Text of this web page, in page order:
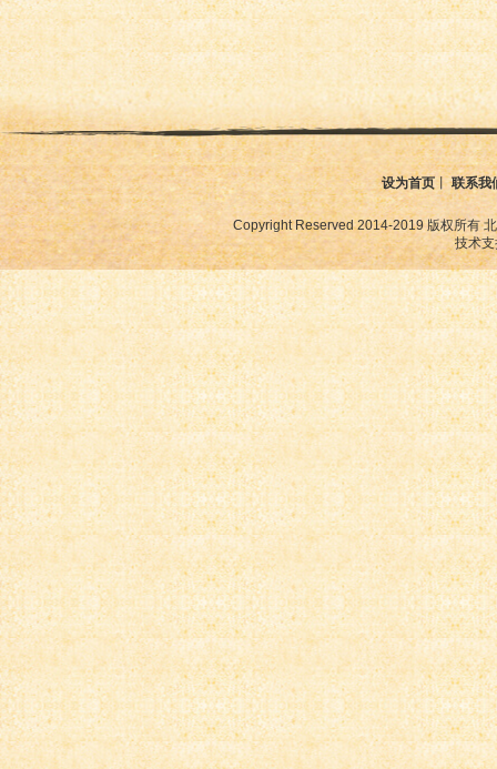
设为首页丨联系我
Copyright Reserved 2014-2019 版权所有
技术